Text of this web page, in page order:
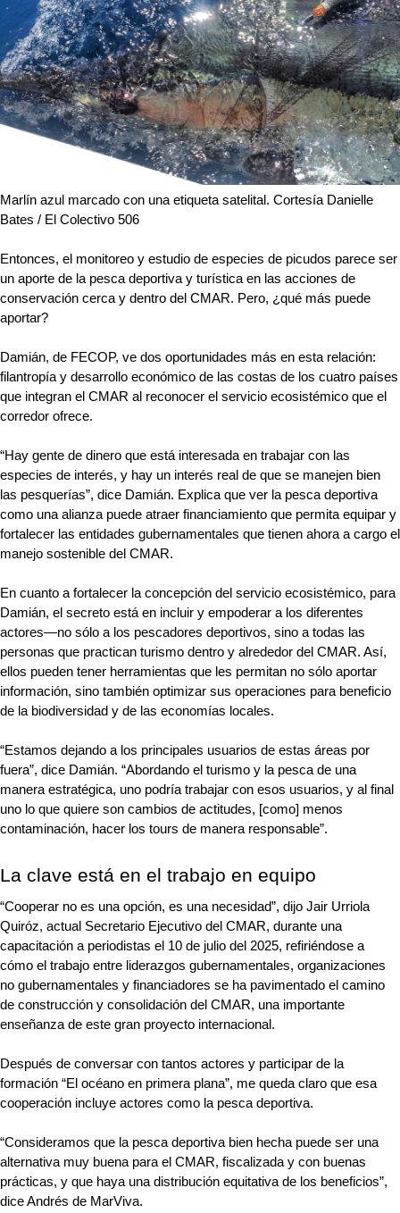
Marlín azul marcado con una etiqueta satelital. Cortesía Danielle
Bates / El Colectivo 506
Entonces, el monitoreo y estudio de especies de picudos parece ser
un aporte de la pesca deportiva y turística en las acciones de
conservación cerca y dentro del CMAR. Pero, ¿qué más puede
aportar?
Damián, de FECOP, ve dos oportunidades más en esta relación:
filantropía y desarrollo económico de las costas de los cuatro países
que integran el CMAR al reconocer el servicio ecosistémico que el
corredor ofrece.
“Hay gente de dinero que está interesada en trabajar con las
especies de interés, y hay un interés real de que se manejen bien
las pesquerías”, dice Damián. Explica que ver la pesca deportiva
como una alianza puede atraer financiamiento que permita equipar y
fortalecer las entidades gubernamentales que tienen ahora a cargo el
manejo sostenible del CMAR.
En cuanto a fortalecer la concepción del servicio ecosistémico, para
Damián, el secreto está en incluir y empoderar a los diferentes
actores—no sólo a los pescadores deportivos, sino a todas las
personas que practican turismo dentro y alrededor del CMAR. Así,
ellos pueden tener herramientas que les permitan no sólo aportar
información, sino también optimizar sus operaciones para beneficio
de la biodiversidad y de las economías locales.
“Estamos dejando a los principales usuarios de estas áreas por
fuera”, dice Damián. “Abordando el turismo y la pesca de una
manera estratégica, uno podría trabajar con esos usuarios, y al final
uno lo que quiere son cambios de actitudes, [como] menos
contaminación, hacer los tours de manera responsable”.
La clave está en el trabajo en equipo
“Cooperar no es una opción, es una necesidad”, dijo Jair Urriola
Quiróz, actual Secretario Ejecutivo del CMAR, durante una
capacitación a periodistas el 10 de julio del 2025, refiriéndose a
cómo el trabajo entre liderazgos gubernamentales, organizaciones
no gubernamentales y financiadores se ha pavimentado el camino
de construcción y consolidación del CMAR, una importante
enseñanza de este gran proyecto internacional.
Después de conversar con tantos actores y participar de la
formación “El océano en primera plana”, me queda claro que esa
cooperación incluye actores como la pesca deportiva.
“Consideramos que la pesca deportiva bien hecha puede ser una
alternativa muy buena para el CMAR, fiscalizada y con buenas
prácticas, y que haya una distribución equitativa de los beneficios”,
dice Andrés de MarViva.